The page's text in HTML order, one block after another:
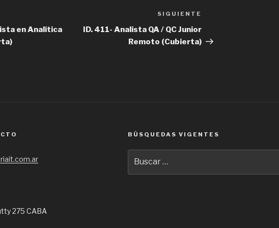
en Analítica
entrada
SIGUIENTE
ID. 411- Analista QA / QC Junior
Remoto (Cubierta)
275 CABA
BÚSQUEDAS VIGENTES
por: